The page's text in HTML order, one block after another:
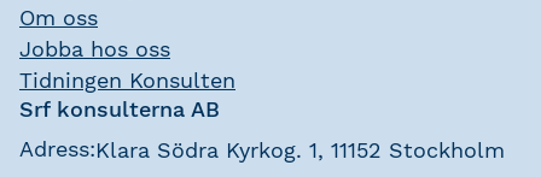
Om oss
Jobba hos oss
Tidningen Konsulten
Srf konsulterna AB
Adress:Klara Södra Kyrkog. 1, 11152 Stockholm